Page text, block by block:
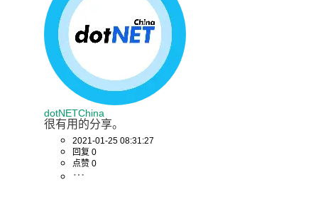
dotNETChina
很有用的分享。
2021-01-25 08:31:27
回复 0
点赞 0